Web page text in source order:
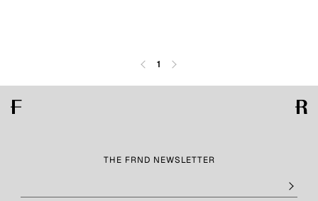
1
THE FRND NEWSLETTER